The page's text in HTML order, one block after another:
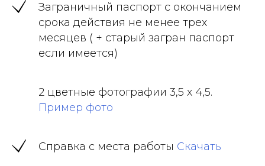
Заграничный паспорт с окончанием
срока действия не менее трех
месяцев ( + старый загран паспорт
если имеется)
2 цветные фотографии 3,5 х 4,5.
Пример фото
Справка с места работы Скачать